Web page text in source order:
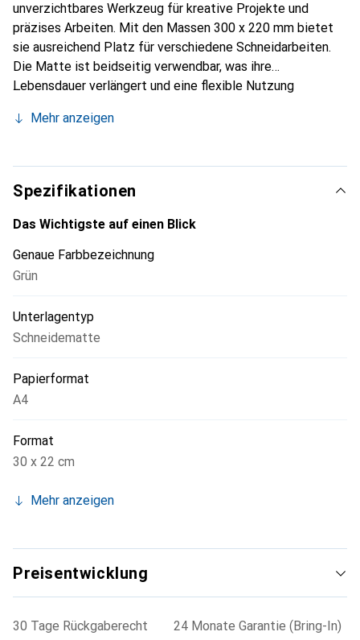
unverzichtbares Werkzeug für kreative Projekte und
präzises Arbeiten. Mit den Massen 300 x 220 mm bietet
sie ausreichend Platz für verschiedene Schneidarbeiten.
Die Matte ist beidseitig verwendbar, was ihre
Lebensdauer verlängert und eine flexible Nutzung
erleichtert das exakte Messen und Schneiden von
Bastelarbeiten, Modellbau und andere Anwendungen, bei
denen präzise Schnitte erforderlich sind. Ihre
selbstheilenden Eigenschaften sorgen dafür, dass
Schnittspuren nach dem Gebrauch nahezu unsichtbar
eine praktische Lösung für alle, die Wert auf Qualität und
Funktionalität legen.
Mehr anzeigen
Spezifikationen
Das Wichtigste auf einen Blick
Genaue Farbbezeichnung
Grün
Unterlagentyp
Schneidematte
Papierformat
A4
Format
30 x 22 cm
Mehr anzeigen
Preisentwicklung
30 Tage Rückgaberecht
24 Monate Garantie (Bring-In)